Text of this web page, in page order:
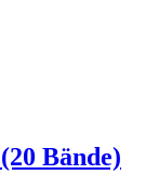
Bände)